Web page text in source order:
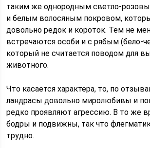
таким же однородным светло-
и белым волосяным покровом,
довольно редок и короток. Тем не
встречаются особи и с рябым (бело-
который не считается поводом для
животного.
Что касается характера, то, по
ландрасы довольно миролюбивы и
редко проявляют агрессию. В то же
бодры и подвижны, так что
трудно.